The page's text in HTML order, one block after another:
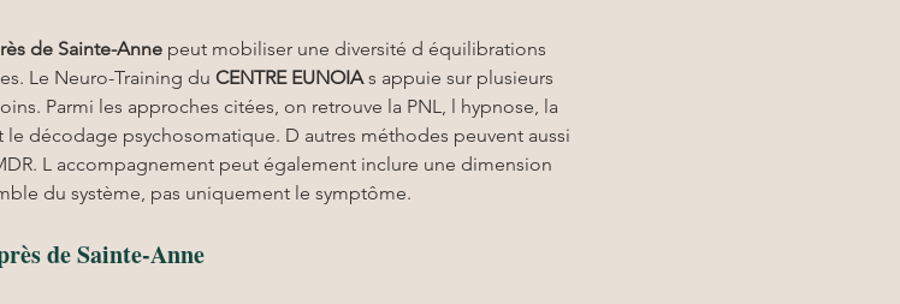
de Sainte-Anne peut mobiliser une diversité d équilibrations
Le Neuro-Training du CENTRE EUNOIA s appuie sur plusieurs
Parmi les approches citées, on retrouve la PNL, l hypnose, la
décodage psychosomatique. D autres méthodes peuvent aussi
L accompagnement peut également inclure une dimension
du système, pas uniquement le symptôme.
de Sainte-Anne